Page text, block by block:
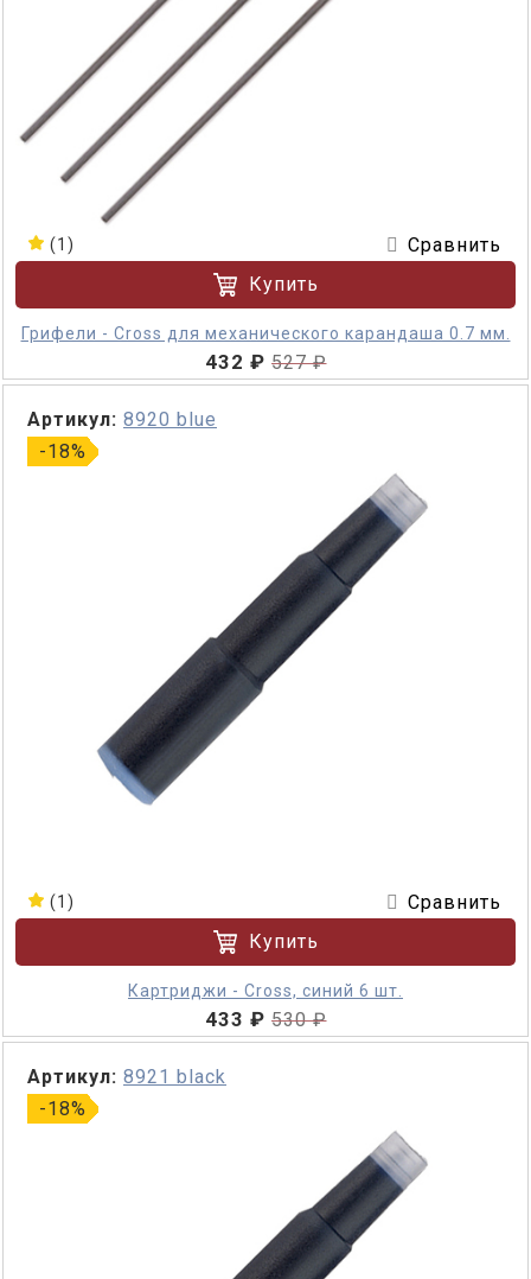
(1)
Сравнить
Купить
Грифели - Cross для механического карандаша 0.7 мм.
432 ₽ 527 ₽
-18%
Артикул: 8920 blue
(1)
Сравнить
Купить
Картриджи - Cross, синий 6 шт.
433 ₽ 530 ₽
-18%
Артикул: 8921 black